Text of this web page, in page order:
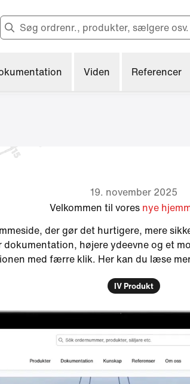
Change to English?
Viden Referencer
19. november 2025
Velkommen til vores nye
der gør det hurtigere, mere
dokumentation, højere ydeevne og et
med færre klik. Her kan du læse
IV Produkt